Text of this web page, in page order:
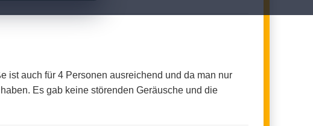
ist auch für 4 Personen ausreichend und da man nur
Es gab keine störenden Geräusche und die